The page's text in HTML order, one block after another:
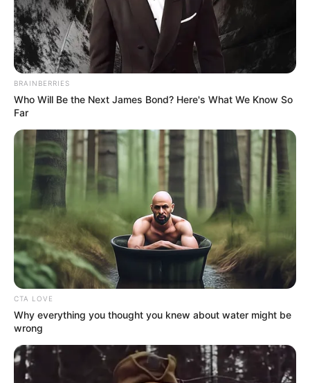
ΤΑ ΠΙΟ ΔΗΜΟΦΙΛΗ
BRAINBERRIES
Who Will Be the Next James Bond? Here's What We Know So
Far
CTA LOVE
Why everything you thought you knew about water might be
wrong